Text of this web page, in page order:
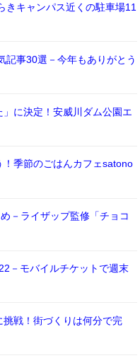
きキャンパス近くの駐車場11
記事30選－今年もありがとう
に決定！安威川ダム公園エ
季節のごはんカフェsatono
－ライザップ監修「チョコ
－モバイルチケットで週末
戦！街づくりは何分で完